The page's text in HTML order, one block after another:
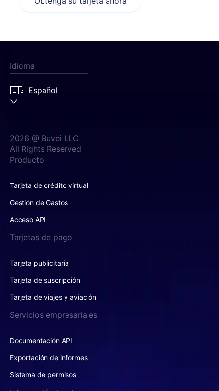
Idioma
🇪🇸 Español
2026 @ Buvei LLC
All Rights Reserved
Producto
Tarjeta de crédito virtual
Gestión de Gastos
Acceso API
Tarjetas de pago
Tarjeta publicitaria
Tarjeta de suscripción
Tarjeta de viajes y aviación
Servicios empresariales
Documentación API
Exportación de informes
Sistema de permisos